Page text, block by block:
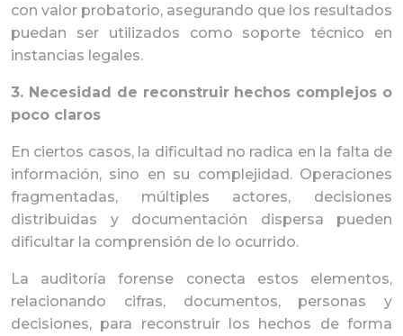
con valor probatorio, asegurando que los resultados
puedan ser utilizados como soporte técnico en
instancias legales.
3. Necesidad de reconstruir hechos complejos o
poco claros
En ciertos casos, la dificultad no radica en la falta de
información, sino en su complejidad. Operaciones
fragmentadas, múltiples actores, decisiones
distribuidas y documentación dispersa pueden
dificultar la comprensión de lo ocurrido.
La auditoría forense conecta estos elementos,
relacionando cifras, documentos, personas y
decisiones, para reconstruir los hechos de forma